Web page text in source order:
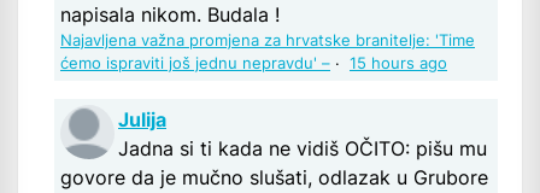
napisala nikom. Budala !
Najavljena važna promjena za hrvatske branitelje: 'Time
ćemo ispraviti još jednu nepravdu' – · 15 hours ago
Julija
Jadna si ti kada ne vidiš OČITO: pišu mu
govore da je mučno slušati, odlazak u Grubore